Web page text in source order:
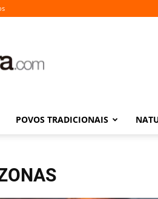
POVOS TRADICIONAIS